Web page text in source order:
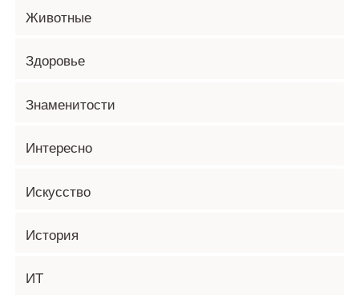
Животные
Здоровье
Знаменитости
Интересно
Искусство
История
ИТ